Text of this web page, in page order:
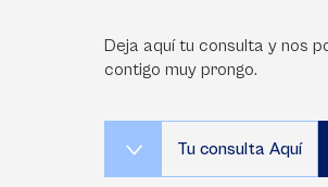
Deja aquí tu consulta y nos
contigo muy prongo.
Tu consulta Aquí